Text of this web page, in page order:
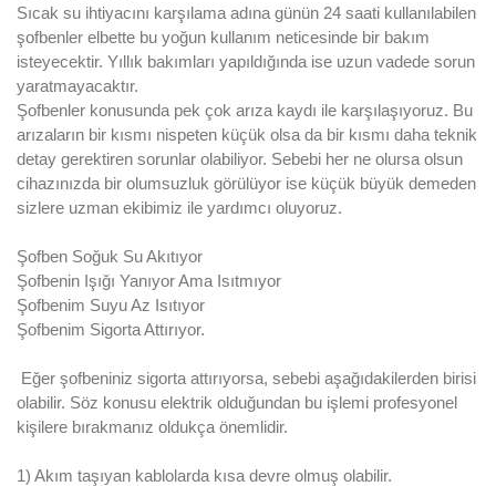
Sıcak su ihtiyacını karşılama adına günün 24 saati kullanılabilen
şofbenler elbette bu yoğun kullanım neticesinde bir bakım
isteyecektir. Yıllık bakımları yapıldığında ise uzun vadede sorun
yaratmayacaktır.
Şofbenler konusunda pek çok arıza kaydı ile karşılaşıyoruz. Bu
arızaların bir kısmı nispeten küçük olsa da bir kısmı daha teknik
detay gerektiren sorunlar olabiliyor. Sebebi her ne olursa olsun
cihazınızda bir olumsuzluk görülüyor ise küçük büyük demeden
sizlere uzman ekibimiz ile yardımcı oluyoruz.
Şofben Soğuk Su Akıtıyor
Şofbenin Işığı Yanıyor Ama Isıtmıyor
Şofbenim Suyu Az Isıtıyor
Şofbenim Sigorta Attırıyor.
Eğer şofbeniniz sigorta attırıyorsa, sebebi aşağıdakilerden birisi
olabilir. Söz konusu elektrik olduğundan bu işlemi profesyonel
kişilere bırakmanız oldukça önemlidir.
1) Akım taşıyan kablolarda kısa devre olmuş olabilir.